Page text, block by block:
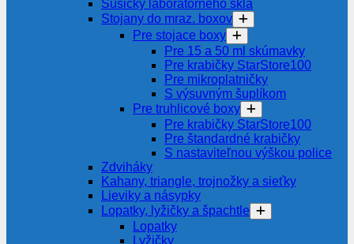
Sušičky laboratórneho skla
Stojany do mraz. boxov
Pre stojace boxy
Pre 15 a 50 ml skúmavky
Pre krabičky StarStore100
Pre mikroplatničky
S výsuvným šuplíkom
Pre truhlicové boxy
Pre krabičky StarStore100
Pre štandardné krabičky
S nastaviteľnou výškou police
Zdviháky
Kahany, triangle, trojnožky a sieťky
Lieviky a násypky
Lopatky, lyžičky a špachtle
Lopatky
Lyžičky